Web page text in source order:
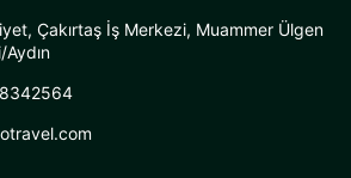
Çakırtaş İş Merkezi, Muammer Ülgen